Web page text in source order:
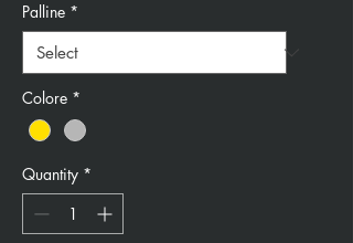
Palline *
Colore *
Quantity *